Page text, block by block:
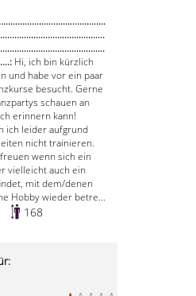
Hi, ich bin kürzlich
und habe vor ein paar
besucht. Gerne
schauen an
erinnern kann!
ich leider aufgrund
nicht trainieren.
wenn sich ein
vielleicht auch ein
mit dem/denen
Hobby wieder betre...
168